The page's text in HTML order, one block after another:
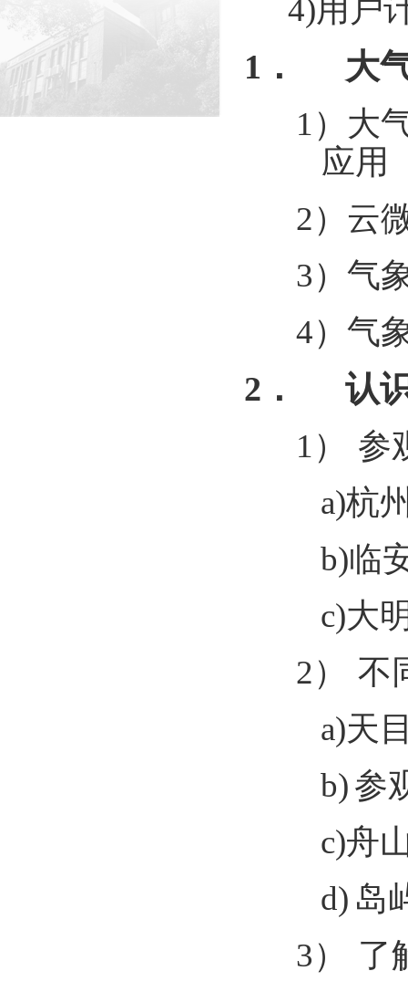
4)用户
1． 大
1） 大
应用
2） 云
3） 气
4） 气
2． 认
1）
参
a)杭
b)临
c)大
2）
不
a)天
b)参
c)舟
d) 岛
3）
了